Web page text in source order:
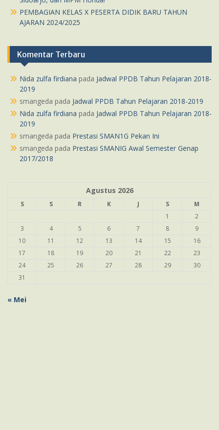
PEMBAGIAN KELAS X PESERTA DIDIK BARU TAHUN
AJARAN 2024/2025
Komentar Terbaru
Nida zulfa firdiana pada Jadwal PPDB Tahun Pelajaran 2018-
2019
smangeda pada Jadwal PPDB Tahun Pelajaran 2018-2019
Nida zulfa firdiana pada Jadwal PPDB Tahun Pelajaran 2018-
2019
smangeda pada Prestasi SMAN1G Pekan Ini
smangeda pada Prestasi SMANIG Awal Semester Genap
2017/2018
Agustus 2026
S S R K J S
M
1
2
3
4 5 6 7 8
9
10
11 12 13 14 15
16
17
18 19 20 21 22
23
24
25 26 27 28 29
30
31
« Mei